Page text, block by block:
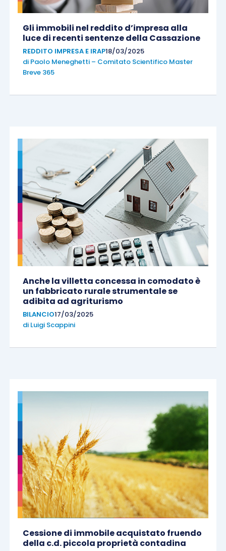
Gli immobili nel reddito d’impresa alla
luce di recenti sentenze della Cassazione
REDDITO IMPRESA E IRAP18/03/2025
di Paolo Meneghetti – Comitato Scientifico Master
Breve 365
Anche la villetta concessa in comodato è
un fabbricato rurale strumentale se
adibita ad agriturismo
BILANCIO17/03/2025
di Luigi Scappini
Cessione di immobile acquistato fruendo
della c.d. piccola proprietà contadina